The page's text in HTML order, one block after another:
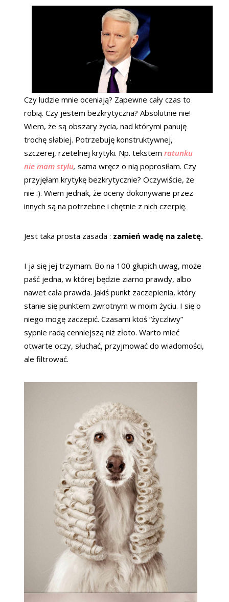
Czy ludzie mnie oceniają? Zapewne cały czas to
robią. Czy jestem bezkrytyczna? Absolutnie nie!
Wiem, że są obszary życia, nad którymi panuję
trochę słabiej. Potrzebuję konstruktywnej,
szczerej, rzetelnej krytyki. Np. tekstem ratunku
nie mam stylu, sama wręcz o nią poprosiłam. Czy
przyjęłam krytykę bezkrytycznie? Oczywiście, że
nie :). Wiem jednak, że oceny dokonywane przez
innych są na potrzebne i chętnie z nich czerpię.
Jest taka prosta zasada : zamień wadę na zaletę.
I ja się jej trzymam. Bo na 100 głupich uwag, może
paść jedna, w której będzie ziarno prawdy, albo
nawet cała prawda. Jakiś punkt zaczepienia, który
stanie się punktem zwrotnym w moim życiu. I się o
niego mogę zaczepić. Czasami ktoś “życzliwy”
sypnie radą cenniejszą niż złoto. Warto mieć
otwarte oczy, słuchać, przyjmować do wiadomości,
ale filtrować.